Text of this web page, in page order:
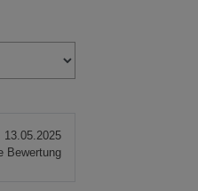
13.05.2025
Bewertung